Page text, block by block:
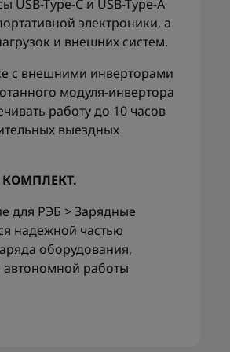
Type-C и USB-Type-A
электроники, а
и внешних систем.
с внешними инверторами
модуля-инвертора
работу до 10 часов
выездных
КОМПЛЕКТ.
для РЭБ > Зарядные
надежной частью
оборудования,
автономной работы